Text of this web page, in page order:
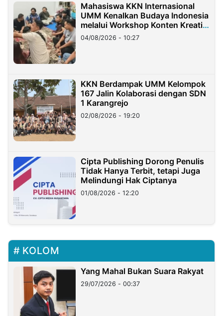
Mahasiswa KKN Internasional
UMM Kenalkan Budaya Indonesia
melalui Workshop Konten Kreatif
di Taiwan
04/08/2026 - 10:27
KKN Berdampak UMM Kelompok
167 Jalin Kolaborasi dengan SDN
1 Karangrejo
02/08/2026 - 19:20
Cipta Publishing Dorong Penulis
Tidak Hanya Terbit, tetapi Juga
Melindungi Hak Ciptanya
01/08/2026 - 12:20
KOLOM
Yang Mahal Bukan Suara Rakyat
29/07/2026 - 00:37